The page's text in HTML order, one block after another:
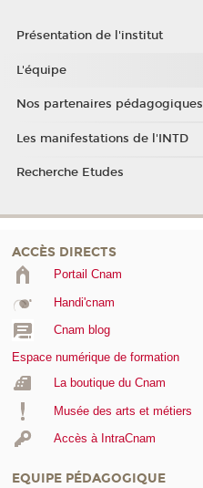
Présentation de l'institut
L'équipe
Nos partenaires pédagogiques
Les manifestations de l'INTD
Recherche Etudes
ACCÈS DIRECTS
Portail Cnam
Handi'cnam
Cnam blog
Espace numérique de formation
La boutique du Cnam
Musée des arts et métiers
Accès à IntraCnam
EQUIPE PÉDAGOGIQUE